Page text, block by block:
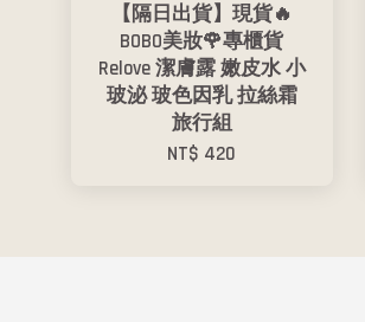
【隔日出貨】現貨🔥
BOBO美妝🌹專櫃貨
Relove 潔膚露 嫩皮水 小
玻泌 玻色因乳 拉絲霜
旅行組
NT$ 420